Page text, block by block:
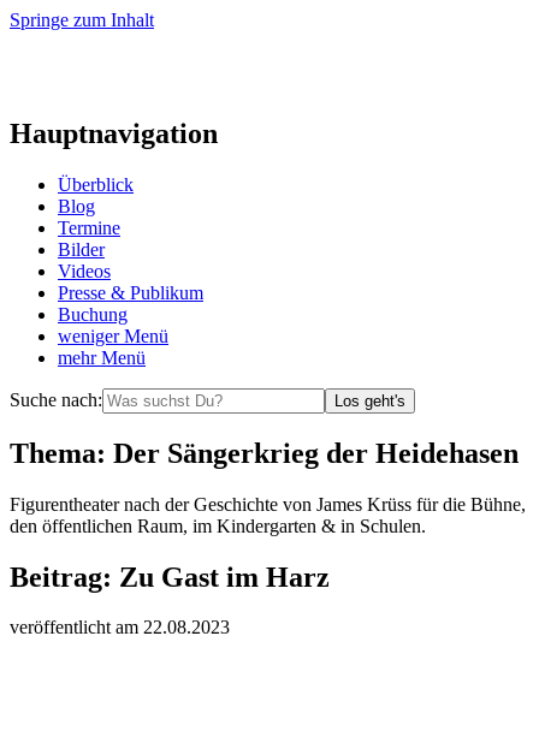
Springe zum Inhalt
Hauptnavigation
Überblick
Blog
Termine
Bilder
Videos
Presse & Publikum
Buchung
wenigerMenü
mehrMenü
Suche nach: Los geht's
Thema: Der Sängerkrieg der Heidehasen
Figurentheater nach der Geschichte von James Krüss für die Bühne,
den öffentlichen Raum, im Kindergarten & in Schulen.
Beitrag: Zu Gast im Harz
veröffentlicht am 22.08.2023